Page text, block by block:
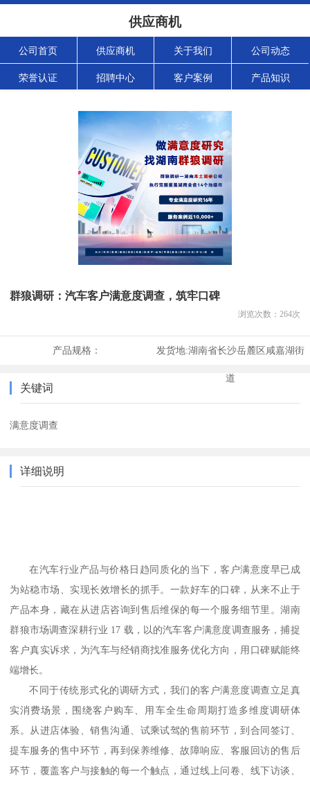
供应商机
公司首页 供应商机 关于我们 公司动态
荣誉认证 招聘中心 客户案例 产品知识
群狼调研：汽车客户满意度调查，筑牢口碑
浏览次数： 264次
产品规格： 发货地:湖南省长沙岳麓区咸嘉湖街
道
关键词
满意度调查
详细说明
在汽车行业产品与价格日趋同质化的当下，客户满意度早已成
为站稳市场、实现长效增长的抓手。一款好车的口碑，从来不止于
产品本身，藏在从进店咨询到售后维保的每一个服务细节里。湖南
群狼市场调查深耕行业 17 载，以的汽车客户满意度调查服务，捕捉
客户真实诉求，为汽车与经销商找准服务优化方向，用口碑赋能终
端增长。
不同于传统形式化的调研方式，我们的客户满意度调查立足真
实消费场景，围绕客户购车、用车全生命周期打造多维度调研体
系。从进店体验、销售沟通、试乘试驾的售前环节，到合同签订、
提车服务的售中环节，再到保养维修、故障响应、客服回访的售后
环节，覆盖客户与接触的每一个触点，通过线上问卷、线下访谈、